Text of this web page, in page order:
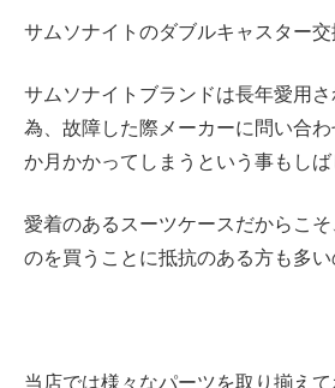
サムソナイトのダブルキャスター交
サムソナイトブランドは長年愛用
為、故障した際メーカーに問い合
か月かかってしまうという事もし
愛着のあるスーツケースだからこ
のを買うことに抵抗のある方も多い
当店では様々なパーツを取り揃え